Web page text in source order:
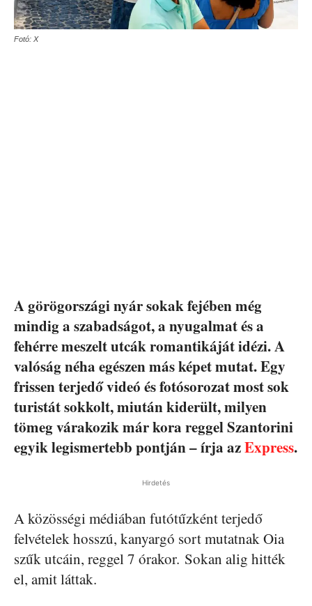
Fotó: X
A görögországi nyár sokak fejében még
mindig a szabadságot, a nyugalmat és a
fehérre meszelt utcák romantikáját idézi. A
valóság néha egészen más képet mutat. Egy
frissen terjedő videó és fotósorozat most sok
turistát sokkolt, miután kiderült, milyen
tömeg várakozik már kora reggel Szantorini
egyik legismertebb pontján – írja azExpress.
Hirdetés
A közösségi médiában futótűzként terjedő
felvételek hosszú, kanyargó sort mutatnak Oia
szűk utcáin, reggel 7 órakor. Sokan alig hitték
el, amit láttak.